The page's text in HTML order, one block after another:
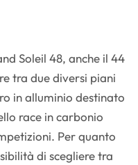
Soleil 48, anche il 44
tra due diversi piani
in alluminio destinato
race in carbonio
Per quanto
di scegliere tra